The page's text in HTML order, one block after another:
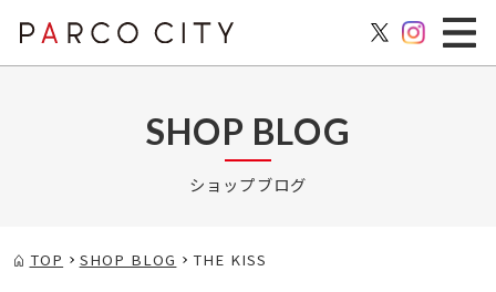
SHOP BLOG
ショップブログ
TOP SHOP BLOG THE KISS